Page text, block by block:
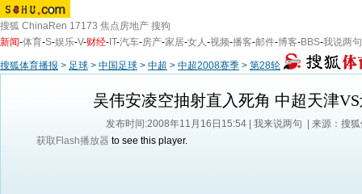
搜狐 ChinaRen 17173 焦点房地产 搜狗
新闻-体育-S-娱乐-V-财经- IT-汽车-房产-家居-女人-视频-播客-邮件-博客-BBS-我说两句
搜狐体育播报 > 足球 > 中国足球 > 中超 > 中超2008赛季 > 第28轮
吴伟安凌空抽射直入死角 中超天津
发布时间:2008年11月16日15:54 | 我来说两句
| 来源：搜
获取Flash播放器 to see this player.